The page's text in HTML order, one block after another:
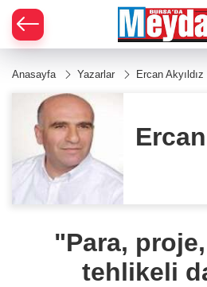
Anasayfa Yazarlar Ercan Akyıldız
"Para,
tehlikeli